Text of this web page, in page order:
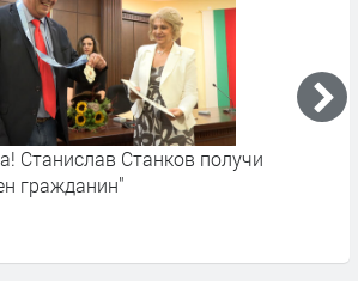
Станислав Станков получи
гражданин"